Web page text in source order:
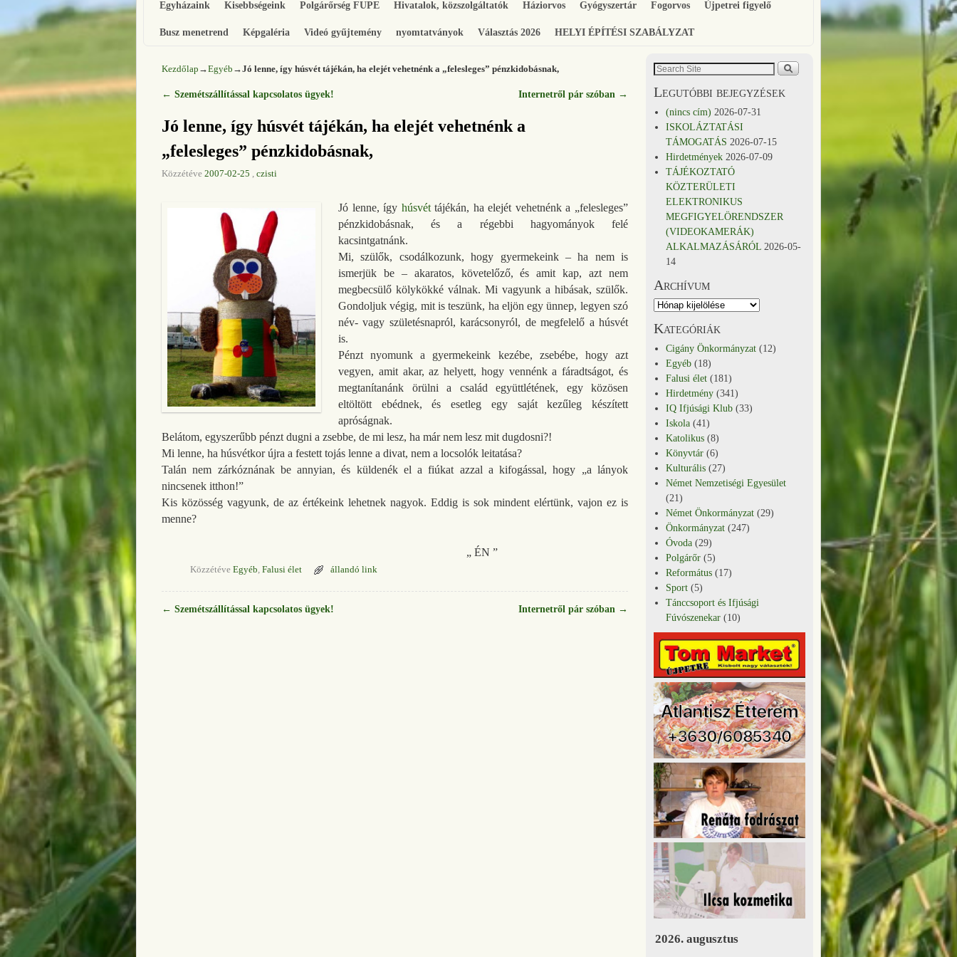
Egyházaink Kisebbségeink Polgárőrség FUPE Hivatalok, közszolgáltatók Háziorvos Gyógyszertár Fogorvos Újpetrei figyelő
Busz menetrend Képgaléria Videó gyűjtemény nyomtatványok Választás 2026 HELYI ÉPÍTÉSI SZABÁLYZAT
Kezdőlap →Egyéb →Jó lenne, így húsvét tájékán, ha elejét vehetnénk a „felesleges” pénzkidobásnak,
Bejegyzés navigáció
← Szemétszállítással kapcsolatos ügyek! Internetről pár szóban →
Jó lenne, így húsvét tájékán, ha elejét vehetnénk a
„felesleges” pénzkidobásnak,
Közzétéve 2007-02-25 , czisti
Jó lenne, így húsvéttájékán, ha elejét vehetnénk a „felesleges”
pénzkidobásnak, és a régebbi hagyományok felé
kacsintgatnánk.
Mi, szülők, csodálkozunk, hogy gyermekeink – ha nem is
ismerjük be – akaratos, követelőző, és amit kap, azt nem
megbecsülő kölykökké válnak. Mi vagyunk a hibásak, szülők.
Gondoljuk végig, mit is teszünk, ha eljön egy ünnep, legyen szó
név- vagy születésnapról, karácsonyról, de megfelelő a húsvét
is.
Pénzt nyomunk a gyermekeink kezébe, zsebébe, hogy azt
vegyen, amit akar, az helyett, hogy vennénk a fáradtságot, és
megtanítanánk örülni a család együttlétének, egy közösen
eltöltött ebédnek, és esetleg egy saját kezűleg készített
apróságnak.
Belátom, egyszerűbb pénzt dugni a zsebbe, de mi lesz, ha már nem lesz mit dugdosni?!
Mi lenne, ha húsvétkor újra a festett tojás lenne a divat, nem a locsolók leitatása?
Talán nem zárkóznának be annyian, és küldenék el a fiúkat azzal a kifogással, hogy „a lányok
nincsenek itthon!”
Kis közösség vagyunk, de az értékeink lehetnek nagyok. Eddig is sok mindent elértünk, vajon ez is
menne?
„ ÉN ”
Közzétéve Egyéb, Falusi élet állandó link
Bejegyzés navigáció
← Szemétszállítással kapcsolatos ügyek! Internetről pár szóban →
Legutóbbi bejegyzések
(nincs cím) 2026-07-31
ISKOLÁZTATÁSI
TÁMOGATÁS 2026-07-15
Hirdetmények 2026-07-09
TÁJÉKOZTATÓ
KÖZTERÜLETI
ELEKTRONIKUS
MEGFIGYELÖRENDSZER
(VIDEOKAMERÁK)
ALKALMAZÁSÁRÓL 2026-05-
14
Archívum
Kategóriák
Cigány Önkormányzat (12)
Egyéb (18)
Falusi élet (181)
Hirdetmény (341)
IQ Ifjúsági Klub (33)
Iskola (41)
Katolikus (8)
Könyvtár (6)
Kulturális (27)
Német Nemzetiségi Egyesület
(21)
Német Önkormányzat (29)
Önkormányzat (247)
Óvoda (29)
Polgárőr (5)
Református (17)
Sport (5)
Tánccsoport és Ifjúsági
Fúvószenekar (10)
2026. augusztus